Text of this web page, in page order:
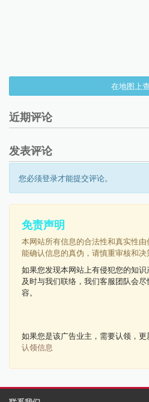
在地图上
近期评论
发表评论
您必须登录才能提交评论。
免责声明
本网站所有信息的合法性和真实性
能确认信息的真伪，请慎重审核和决
如果您发现本网站上有侵犯您的知
及时与我们联络，我们客服团队会
容。
如果您是该广告业主，需要认领，
认领信息